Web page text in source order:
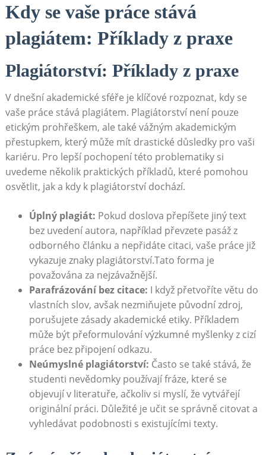
Kdy se vaše práce stává
plagiátem: Příklady z praxe
Plagiátorství: Příklady z praxe
V dnešní akademické sféře je klíčové rozpoznat, kdy se
vaše práce stává plagiátem. Plagiátorství není pouze
etickým prohřeškem, ale také vážným akademickým
přestupkem, který může mít drastické důsledky pro vaši
kariéru. Pro lepší pochopení této problematiky si
uvedeme několik praktických příkladů, které pomohou
osvětlit, jak a kdy k plagiátorství dochází.
Úplný plagiát: Pokud doslova přepíšete jiný text
bez uvedení autora, například převzete pasáž z
odborného článku a nepřidáte citaci, vaše práce již
vykazuje znaky plagiátorství.Tato forma je
považována za nejzávažnější.
Parafrázování bez citace: I když přetvoříte větu do
vlastních slov, avšak nezmiňujete původní zdroj,
porušujete zásady akademické etiky. Příkladem
může být přeformulování výzkumné myšlenky z cizí
práce bez připojení odkazu.
Neúmyslné plagiátorství: Často se také stává, že
studenti nevědomky používají fráze, které se
objevují v literatuře, ačkoliv si myslí, že vytvářejí
originální práci. Důležité je učit se správně citovat a
vyhledávat podobnosti s existujícími texty.